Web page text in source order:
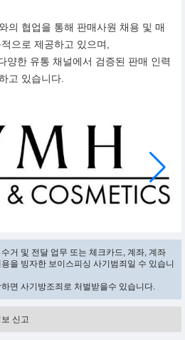
의 협업을 통해 판매사원 채용 및 매
으로 제공하고 있으며,
양한 유통 채널에서 검증된 판매 인력
고 있습니다.
거 및 전달 업무 또는 체크카드, 계좌, 계좌
을 빙자한 보이스피싱 사기범죄일 수 있습니
면 사기방조죄로 처벌받을수 있습니다.
신고